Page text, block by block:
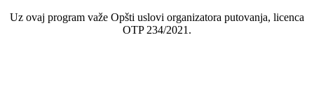
Uz ovaj program važe Opšti uslovi organizatora putovanja, licenca
OTP 234/2021.